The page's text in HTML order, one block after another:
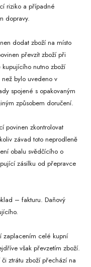
riziko a případné
dopravy.
dodat zboží na místo
převzít zboží při
nutno zboží
bylo uvedeno v
spojené s opakovaným
způsobem doručení.
povinen zkontrolovat
závad toto neprodleně
obalu svědčícího o
zásilku od přepravce
– fakturu. Daňový
zaplacením celé kupní
však převzetím zboží.
ztrátu zboží přechází na